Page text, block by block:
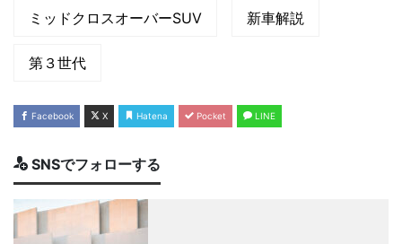
ミッドクロスオーバーSUV 新車解説
第３世代
Facebook X Hatena Pocket LINE
SNSでフォローする